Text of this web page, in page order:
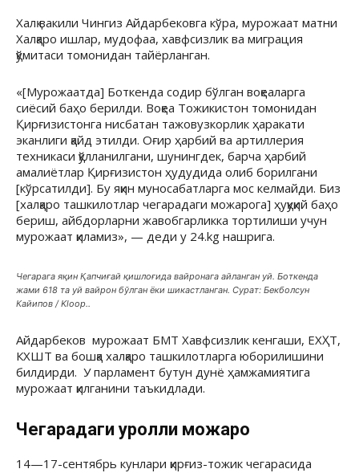
Халқ вакили Чингиз Айдарбековга кўра, мурожаат матни
Халқаро ишлар, мудофаа, хавфсизлик ва миграция
қўмитаси томонидан тайёрланган.
«[Мурожаатда] Боткенда содир бўлган воқеаларга
сиёсий баҳо берилди. Воқеа Тожикистон томонидан
Қирғизистонга нисбатан тажовузкорлик ҳаракати
эканлиги қайд этилди. Оғир ҳарбий ва артиллерия
техникаси қўлланилгани, шунингдек, барча ҳарбий
амалиётлар Қирғизистон ҳудудида олиб борилгани
[кўрсатилди]. Бу яқин муносабатларга мос келмайди. Биз
[халқаро ташкилотлар чегарадаги можарога] ҳуқуқий баҳо
бериш, айбдорларни жавобгарликка тортилиши учун
мурожаат қиламиз», — деди у 24.kg нашрига.
Чегарага яқин Қапчиғай қишлоғида вайронага айланган уй. Боткенда
жами 618 та уй вайрон бўлган ёки шикастланган. Сурат: Бекболсун
Кайипов / Kloop..
Айдарбеков мурожаат БМТ Хавфсизлик кенгаши, ЕХҲТ,
КХШТ ва бошқа халқаро ташкилотларга юборилишини
билдирди. У парламент бутун дунё ҳамжамиятига
мурожаат қилганини таъкидлади.
Чегарадаги қуролли можаро
14—17-сентябрь кунлари қирғиз-тожик чегарасида